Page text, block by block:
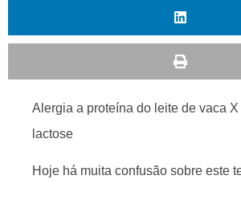
Alergia a proteína do leite de vaca
lactose
Hoje há muita confusão sobre este